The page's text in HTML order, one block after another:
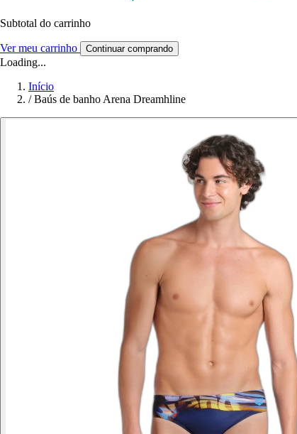
Subtotal do carrinho
Ver meu carrinho Continuar comprando
Loading...
Início
/ Baús de banho Arena Dreamhline